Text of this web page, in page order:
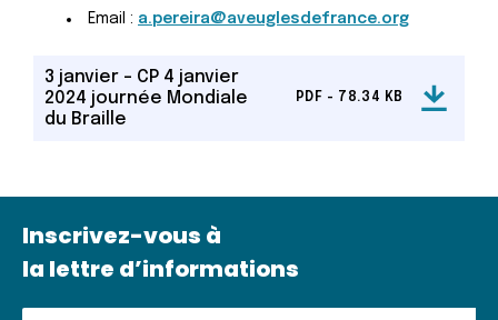
Email : a.pereira@aveuglesdefrance.org
3 janvier - CP 4 janvier
2024 journée Mondiale
du Braille
PDF - 78.34 KB
Inscrivez-vous à
la lettre d’informations